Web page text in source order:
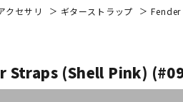
クセサリ ギターストラップ Fender
Straps (Shell Pink)